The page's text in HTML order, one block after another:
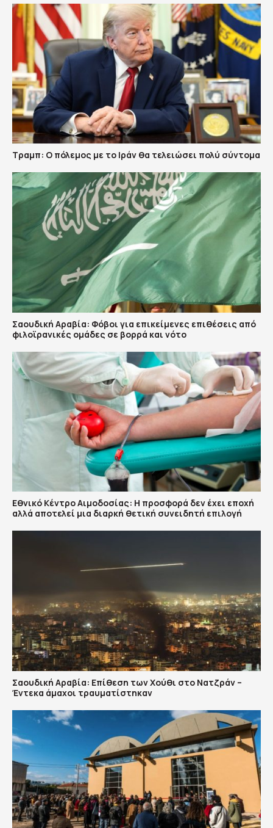
Τραμπ: Ο πόλεμος με το Ιράν θα τελειώσει πολύ σύντομα
Σαουδική Αραβία: Φόβοι για επικείμενες επιθέσεις από
φιλοϊρανικές ομάδες σε βορρά και νότο
Εθνικό Κέντρο Αιμοδοσίας: H προσφορά δεν έχει εποχή
αλλά αποτελεί μια διαρκή θετική συνειδητή επιλογή
Σαουδική Αραβία: Επίθεση των Χούθι στο Νατζράν –
Έντεκα άμαχοι τραυματίστηκαν